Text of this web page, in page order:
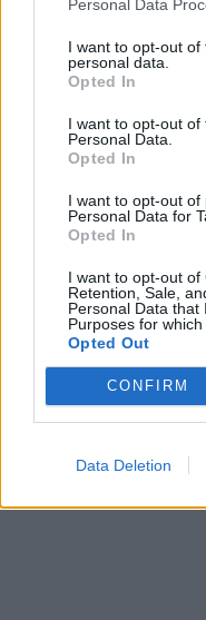
Personal Data
I want to opt-out
personal data.
Opted In
I want to opt-out of
Personal Data.
Opted In
I want to opt-out of
Personal Data for
Opted In
I want to opt-out of
Retention, Sale,
Personal Data that
Purposes for which
Opted Out
CONFIRM
Data Deletion
Colpo
1 Ago
La
31 Lug
Il
dei
31 Lug
29 Lug